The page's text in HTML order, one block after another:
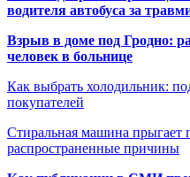
водителя автобуса за
Взрыв в доме под Гродно:
человек в больнице
Как выбрать холодильник:
покупателей
Стиральная машина прыгает
распространенные причины